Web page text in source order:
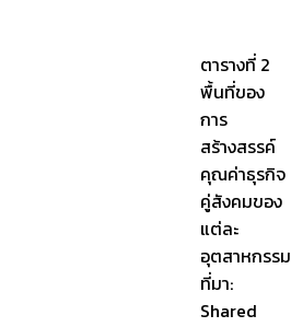
ตารางที่ 2
พื้นที่ของ
การ
สร้างสรรค์
คุณค่าธุรกิจ
คู่สังคมของ
แต่ละ
อุตสาหกรรม
ที่มา:
Shared